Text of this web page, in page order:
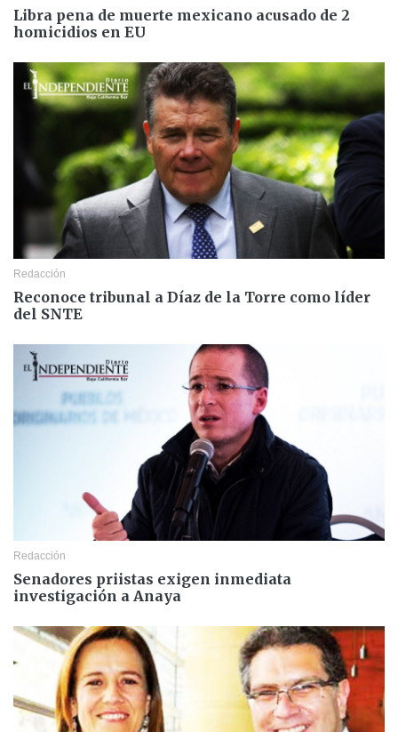
Libra pena de muerte mexicano acusado de 2
homicidios en EU
Redacción
Reconoce tribunal a Díaz de la Torre como líder
del SNTE
Redacción
Senadores priistas exigen inmediata
investigación a Anaya